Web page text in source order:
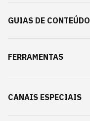
GUIAS DE CONTEÚDO
FERRAMENTAS
CANAIS ESPECIAIS